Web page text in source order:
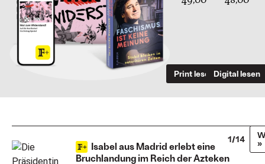
Print lesen Digital lesen
Isabel aus Madrid erlebt eine
Bruchlandung im Reich der Azteken
1/14
»